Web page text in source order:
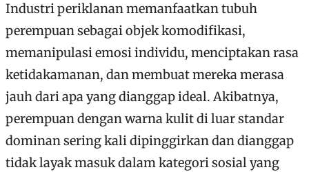
Industri periklanan memanfaatkan tubuh
perempuan sebagai objek komodifikasi,
memanipulasi emosi individu, menciptakan rasa
ketidakamanan, dan membuat mereka merasa
jauh dari apa yang dianggap ideal. Akibatnya,
perempuan dengan warna kulit di luar standar
dominan sering kali dipinggirkan dan dianggap
tidak layak masuk dalam kategori sosial yang